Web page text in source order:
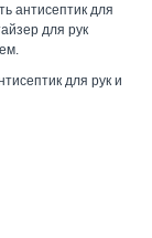
антисептик для
для рук
для рук и